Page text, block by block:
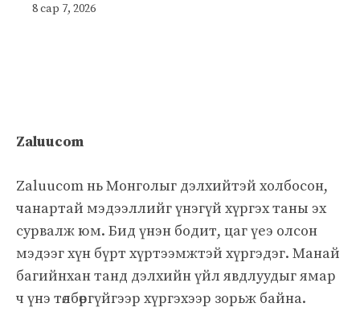
8 сар 7, 2026
Zaluucom
Zaluucom нь Монголыг дэлхийтэй холбосон,
чанартай мэдээллийг үнэгүй хүргэх таны эх
сурвалж юм. Бид үнэн бодит, цаг үеэ олсон
мэдээг хүн бүрт хүртээмжтэй хүргэдэг. Манай
багийнхан танд дэлхийн үйл явдлуудыг ямар
ч үнэ төлбөргүйгээр хүргэхээр зорьж байна.